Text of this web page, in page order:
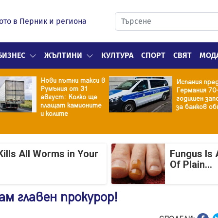
в Перник и региона
ЖЪЛТИНИ КУЛТУРА СПОРТ СВЯТ
Нови пътни такси в
Румъния от 31
август: Колко ще
плащат камионите
и колите
Испания
Германия
годишен
за банков
All Worms in Your
Fungus Is
Of Plain...
главен прокурор!